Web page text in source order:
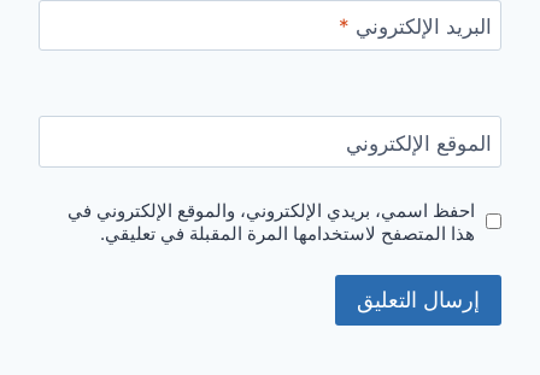
البريد الإلكتروني *
الموقع الإلكتروني
احفظ اسمي، بريدي الإلكتروني، والموقع الإلكتروني في
هذا المتصفح لاستخدامها المرة المقبلة في تعليقي.